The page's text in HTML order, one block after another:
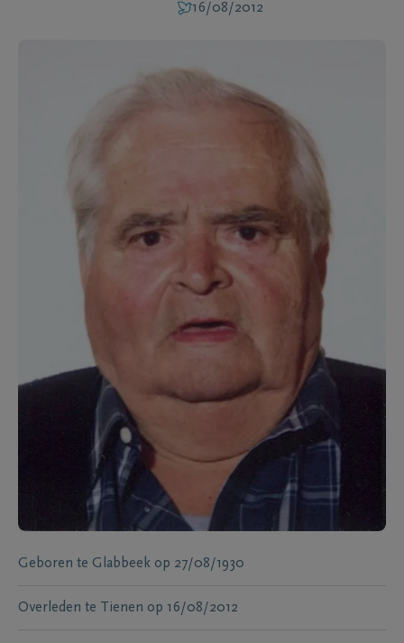
16/08/2012
Geboren te Glabbeek op 27/08/1930
Overleden te Tienen op 16/08/2012